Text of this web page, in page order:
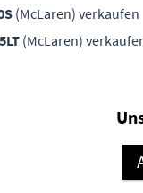
(McLaren) verkaufen
(McLaren)